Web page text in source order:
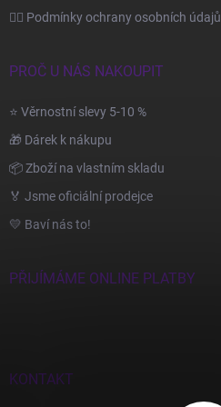
🙆‍♂️ Podmínky ochrany osobních údajů
PROČ U NÁS NAKOUPIT
⭐ Věrnostní slevy 5-10 %
🎁 Dárek k nákupu
📦 Zboží na vlastním skladu
🏅 Jsme oficiální prodejce
💛 Baví nás to!
PŘIJÍMÁME ONLINE PLATBY
KONTAKT